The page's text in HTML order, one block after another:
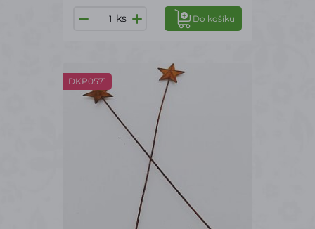
ks Do košíku
DKP0571